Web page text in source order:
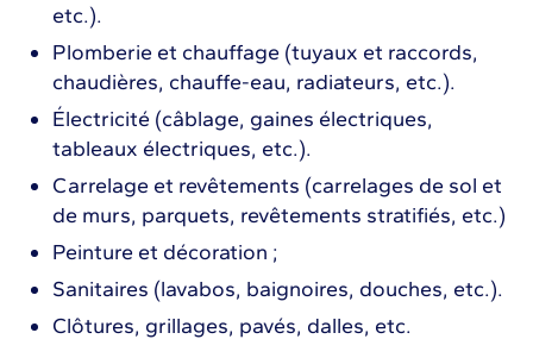
etc.).
Plomberie et chauffage (tuyaux et raccords,
chaudières, chauffe-eau, radiateurs, etc.).
Électricité (câblage, gaines électriques,
tableaux électriques, etc.).
Carrelage et revêtements (carrelages de sol et
de murs, parquets, revêtements stratifiés, etc.)
Peinture et décoration ;
Sanitaires (lavabos, baignoires, douches, etc.).
Clôtures, grillages, pavés, dalles, etc.